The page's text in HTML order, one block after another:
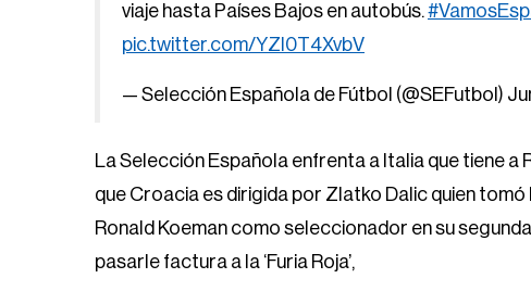
viaje hasta Países Bajos en autobús.
pic.twitter.com/YZI0T4XvbV
— Selección Española de Fútbol (@SEFutbol)
La Selección Española enfrenta a Italia que tiene
que Croacia es dirigida por Zlatko Dalic quien
Ronald Koeman como seleccionador en su
pasarle factura a la ‘Furia Roja’,